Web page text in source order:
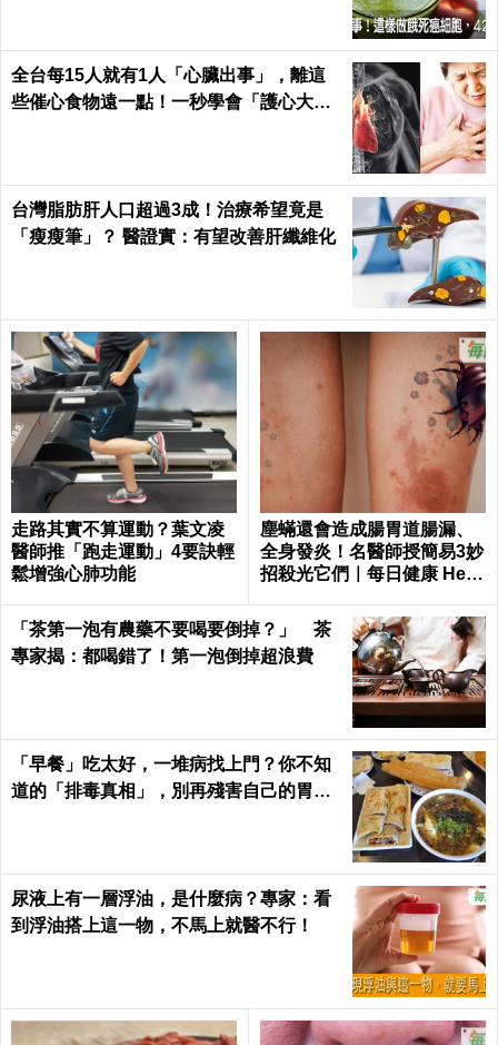
全台每15人就有1人「心臟出事」，離這
些催心食物遠一點！一秒學會「護心大
台灣脂肪肝人口超過3成！治療希望竟是
「瘦瘦筆」？ 醫證實：有望改善肝纖維化
走路其實不算運動？葉文凌
醫師推「跑走運動」4要訣輕
鬆增強心肺功能
塵蟎還會造成腸胃道腸漏、
全身發炎！名醫師授簡易3妙
招殺光它們｜每日健康 Healt
「茶第一泡有農藥不要喝要倒掉？」 茶
專家揭：都喝錯了！第一泡倒掉超浪費
「早餐」吃太好，一堆病找上門？你不知
道的「排毒真相」，別再殘害自己的胃
尿液上有一層浮油，是什麼病？專家：看
到浮油搭上這一物，不馬上就醫不行！